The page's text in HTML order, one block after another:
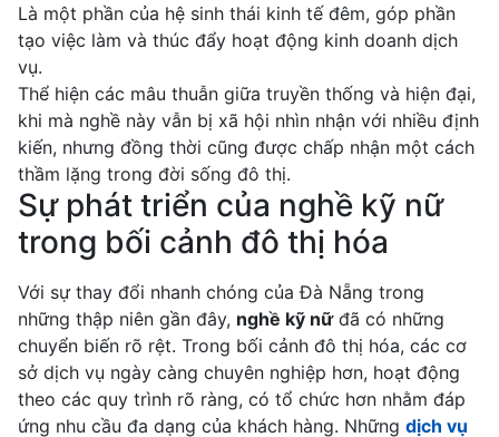
Là một phần của hệ sinh thái kinh tế đêm, góp phần
tạo việc làm và thúc đẩy hoạt động kinh doanh dịch
vụ.
Thể hiện các mâu thuẫn giữa truyền thống và hiện đại,
khi mà nghề này vẫn bị xã hội nhìn nhận với nhiều định
kiến, nhưng đồng thời cũng được chấp nhận một cách
thầm lặng trong đời sống đô thị.
Sự phát triển của nghề kỹ nữ
trong bối cảnh đô thị hóa
Với sự thay đổi nhanh chóng của Đà Nẵng trong
những thập niên gần đây, nghề kỹ nữđã có những
chuyển biến rõ rệt. Trong bối cảnh đô thị hóa, các cơ
sở dịch vụ ngày càng chuyên nghiệp hơn, hoạt động
theo các quy trình rõ ràng, có tổ chức hơn nhằm đáp
ứng nhu cầu đa dạng của khách hàng. Những dịch vụ